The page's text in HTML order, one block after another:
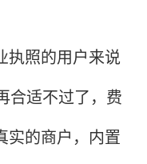
照的用户来说
合适不过了，费
实的商户，内置